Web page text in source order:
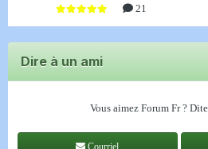
21
Dire à un ami
Vous aimez Forum Fr ?